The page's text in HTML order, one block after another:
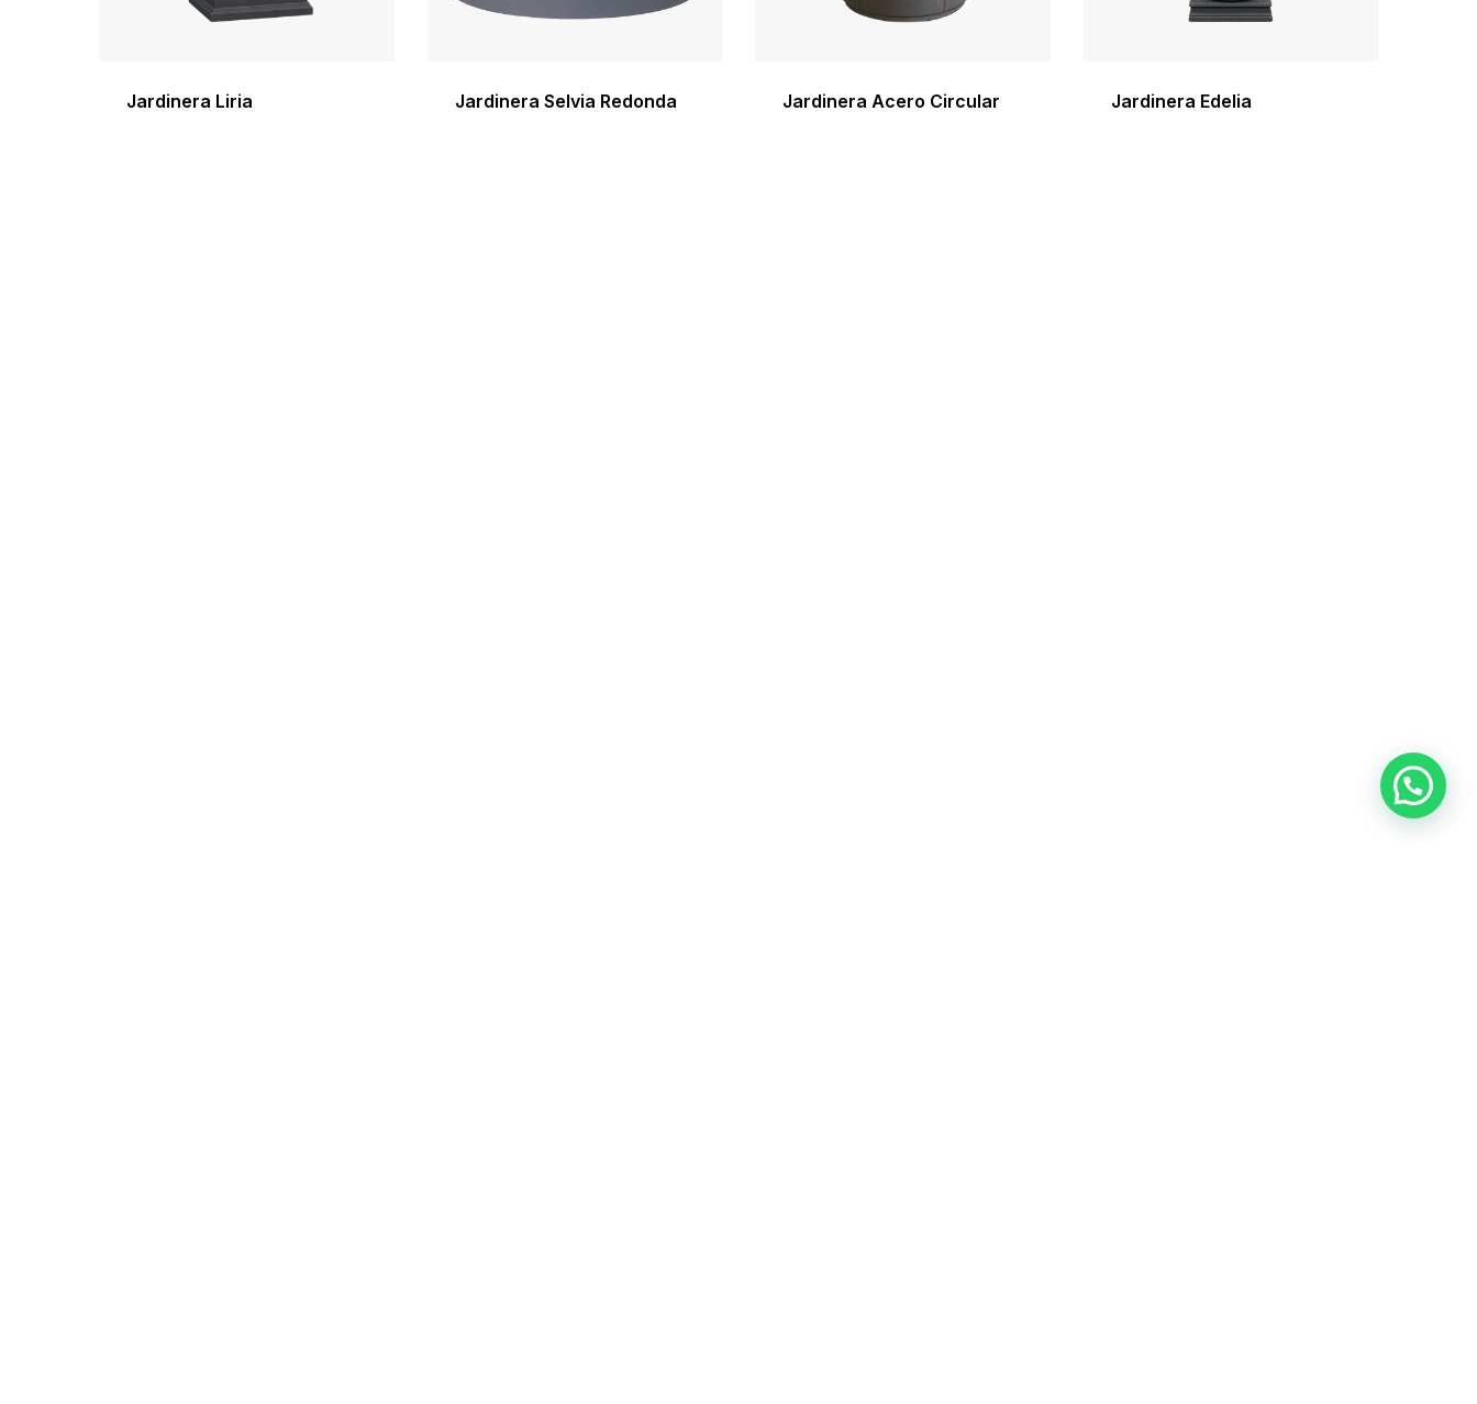
Jardinera Liria Jardinera Selvia Redonda Jardinera Acero Circular Jardinera Edelia